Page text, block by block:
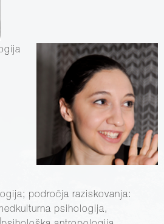
področja raziskovanja:
psihologija,